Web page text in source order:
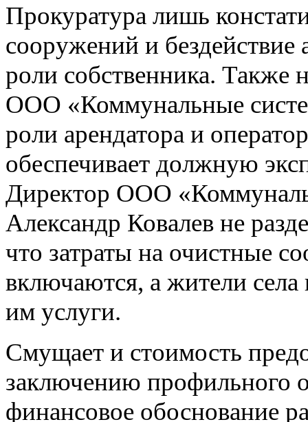
Прокуратура лишь
сооружений и
роли собственника. Также
ООО «Коммунальные
роли арендатора и
обеспечивает должную
Директор ООО
Александр Ковалев не
что затраты на очистные
включаются, а жители села
им услуги.
Смущает и стоимость
заключению профильного
финансовое обоснование